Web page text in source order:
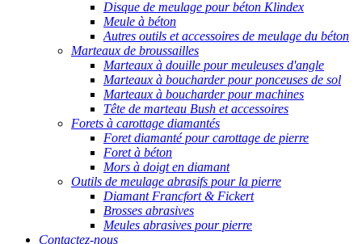
Disque de meulage pour béton Klindex
Meule à béton
Autres outils et accessoires de meulage du béton
Marteaux de broussailles
Marteaux à douille pour meuleuses d'angle
Marteaux à boucharder pour ponceuses de sol
Marteaux à boucharder pour machines
Tête de marteau Bush et accessoires
Forets à carottage diamantés
Foret diamanté pour carottage de pierre
Foret à béton
Mors à doigt en diamant
Outils de meulage abrasifs pour la pierre
Diamant Francfort & Fickert
Brosses abrasives
Meules abrasives pour pierre
Contactez-nous